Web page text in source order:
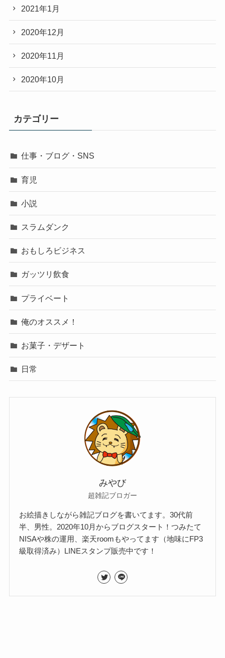
2021年1月
2020年12月
2020年11月
2020年10月
カテゴリー
仕事・ブログ・SNS
育児
小説
スラムダンク
おもしろビジネス
ガッツリ飲食
プライベート
俺のオススメ！
お菓子・デザート
日常
みやび
超雑記ブロガー
お絵描きしながら雑記ブログを書いてます。30代前
半、男性。2020年10月からブログスタート！つみたて
NISAや株の運用、楽天roomもやってます（地味にFP3
級取得済み）LINEスタンプ販売中です！